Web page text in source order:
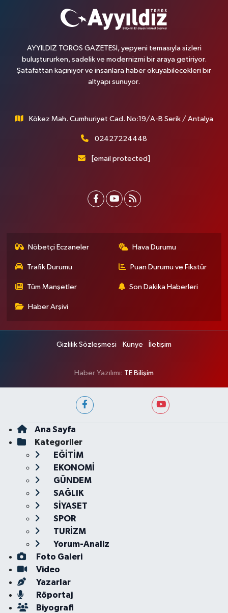
AYYILDIZ TOROS GAZETESİ, yepyeni temasıyla sizleri
buluştururken, sadelik ve modernizmi bir araya getiriyor.
Şatafattan kaçınıyor ve insanlara haber okuyabilecekleri bir
altyapı sunuyor.
Kökez Mah. Cumhuriyet Cad. No:19/A-B Serik / Antalya
02427224448
[email protected]
Nöbetçi Eczaneler Hava Durumu
Trafik Durumu Puan Durumu ve Fikstür
Tüm Manşetler Son Dakika Haberleri
Haber Arşivi
Gizlilik Sözleşmesi Künye İletişim
Haber Yazılımı: TE Bilişim
Ana Sayfa
Kategoriler
EĞİTİM
EKONOMİ
GÜNDEM
SAĞLIK
SİYASET
SPOR
TURİZM
Yorum-Analiz
Foto Galeri
Video
Yazarlar
Röportaj
Biyografi